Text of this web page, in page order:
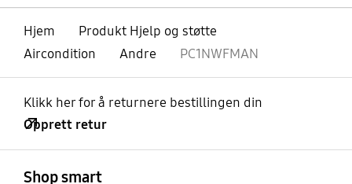
Hjem
Produkt Hjelp og støtte
Aircondition
Andre PC1NWFMAN
Klikk her for å returnere bestillingen din
Opprett retur
Shop smart